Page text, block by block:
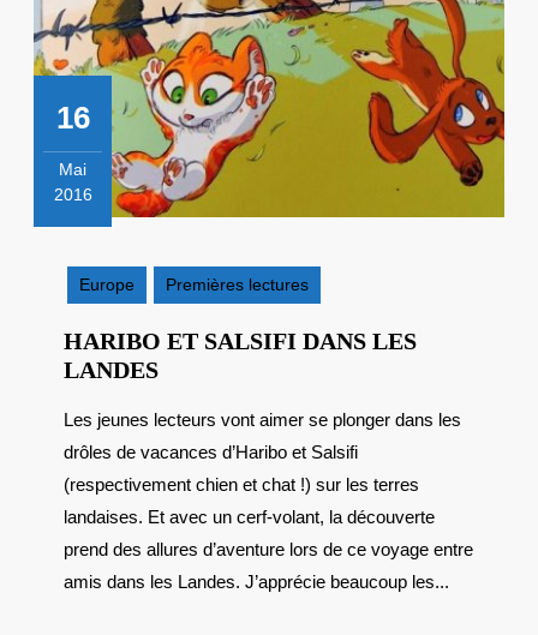
16
Mai
2016
2016
Europe
Premières lectures
HARIBO ET SALSIFI DANS LES
LANDESHARIBO
SALSIFI
DANS
LES
LANDES
Les jeunes lecteurs vont aimer se plonger dans les
drôles de vacances d’Haribo et Salsifi
(respectivement chien et chat !) sur les terres
landaises. Et avec un cerf-volant, la découverte
prend des allures d’aventure lors de ce voyage entre
amis dans les Landes. J’apprécie beaucoup les...